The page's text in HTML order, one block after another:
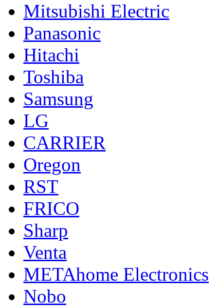
Mitsubishi Electric
Panasonic
Hitachi
Toshiba
Samsung
LG
CARRIER
Oregon
RST
FRICO
Sharp
Venta
METAhome Electronics
Nobo